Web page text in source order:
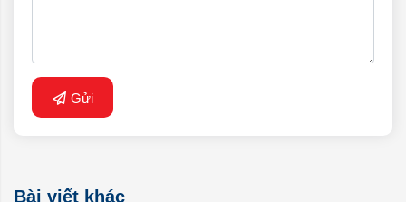
Gửi
Bài viết khác